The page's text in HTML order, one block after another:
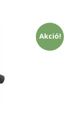
Akció!